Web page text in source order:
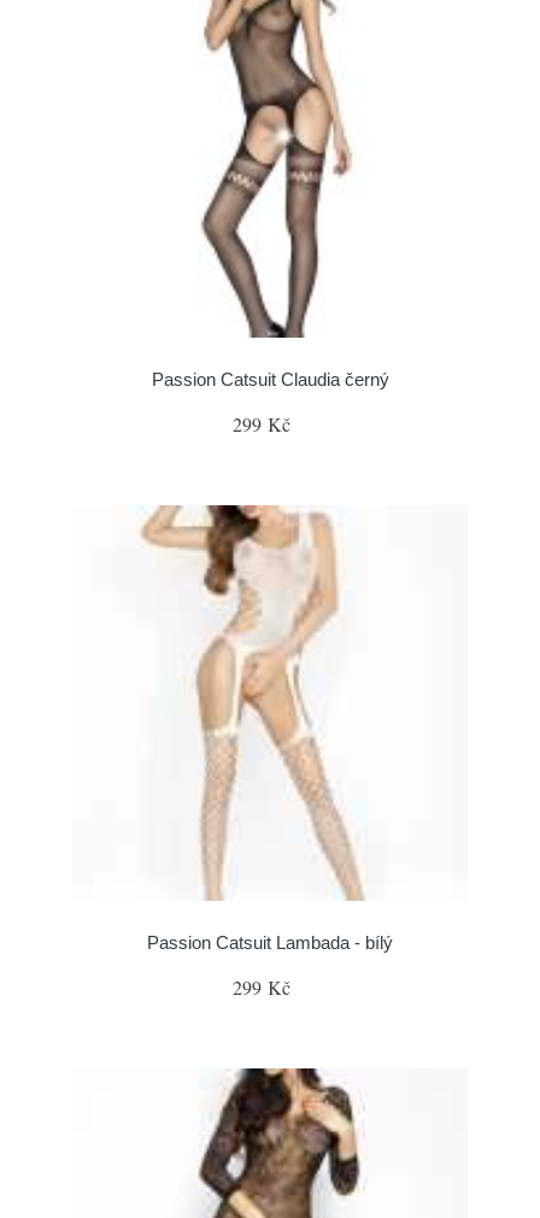
Passion Catsuit Claudia černý
299 Kč
Passion Catsuit Lambada - bílý
299 Kč